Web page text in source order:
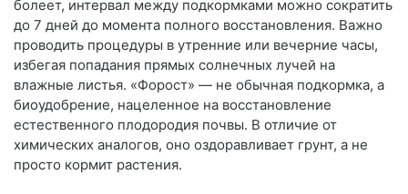
болеет, интервал между подкормками можно сократить
до 7 дней до момента полного восстановления. Важно
проводить процедуры в утренние или вечерние часы,
избегая попадания прямых солнечных лучей на
влажные листья. «Форост» — не обычная подкормка, а
биоудобрение, нацеленное на восстановление
естественного плодородия почвы. В отличие от
химических аналогов, оно оздоравливает грунт, а не
просто кормит растения.